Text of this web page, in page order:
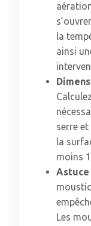
la
ainsi
serre
la
moins
Les